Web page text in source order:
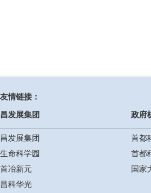
友情链接：
昌发展集团
昌发展集团
生命科学园
首冶新元
昌科华光
政府
首都
首都
国家